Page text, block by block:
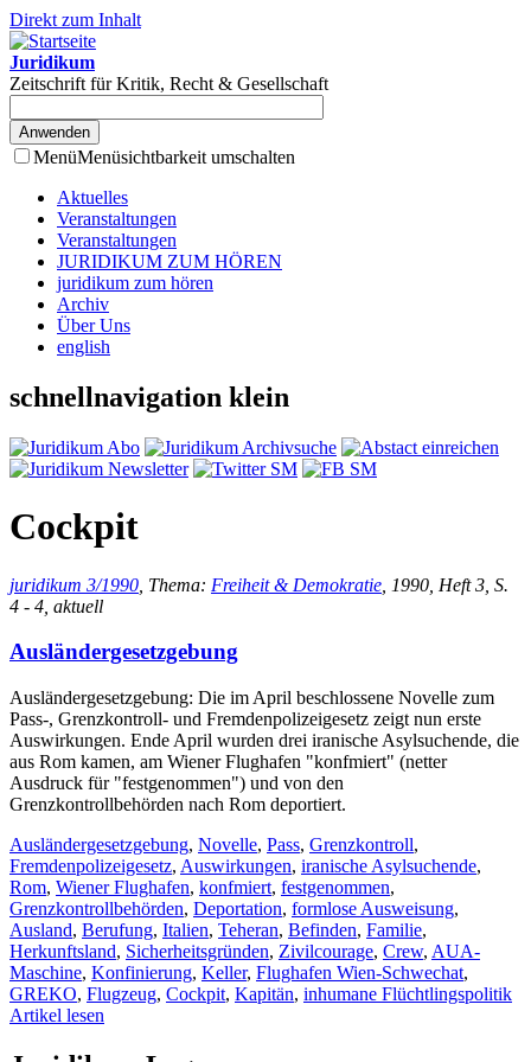
Direkt zum Inhalt
Juridikum
Zeitschrift für Kritik, Recht & Gesellschaft
MenüMenüsichtbarkeit umschalten
Aktuelles
Veranstaltungen
Veranstaltungen
JURIDIKUM ZUM HÖREN
juridikum zum hören
Archiv
Über Uns
english
schnellnavigation klein
Cockpit
juridikum 3/1990 , Thema: Freiheit & Demokratie , 1990, Heft 3, S.
4 - 4, aktuell
Ausländergesetzgebung
Ausländergesetzgebung: Die im April beschlossene Novelle zum
Pass-, Grenzkontroll- und Fremdenpolizeigesetz zeigt nun erste
Auswirkungen. Ende April wurden drei iranische Asylsuchende, die
aus Rom kamen, am Wiener Flughafen "konfmiert" (netter
Ausdruck für "festgenommen") und von den
Grenzkontrollbehörden nach Rom deportiert.
Ausländergesetzgebung, Novelle, Pass, Grenzkontroll,
Fremdenpolizeigesetz, Auswirkungen, iranische Asylsuchende,
Rom, Wiener Flughafen, konfmiert, festgenommen,
Grenzkontrollbehörden, Deportation, formlose Ausweisung,
Ausland, Berufung, Italien, Teheran, Befinden, Familie,
Herkunftsland, Sicherheitsgründen, Zivilcourage, Crew, AUA-
Maschine, Konfinierung, Keller, Flughafen Wien-Schwechat,
GREKO, Flugzeug, Cockpit, Kapitän, inhumane Flüchtlingspolitik
Artikel lesen